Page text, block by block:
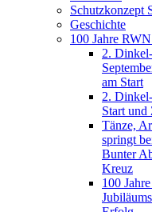
Schutzkonzept
Geschichte
100 Jahre
2.
am Start
2.
Start und
Tänze,
springt
Bunter
Kreuz
100